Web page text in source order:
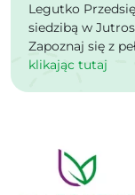
Legutko
siedzibą w
Zapoznaj się z
klikając tutaj